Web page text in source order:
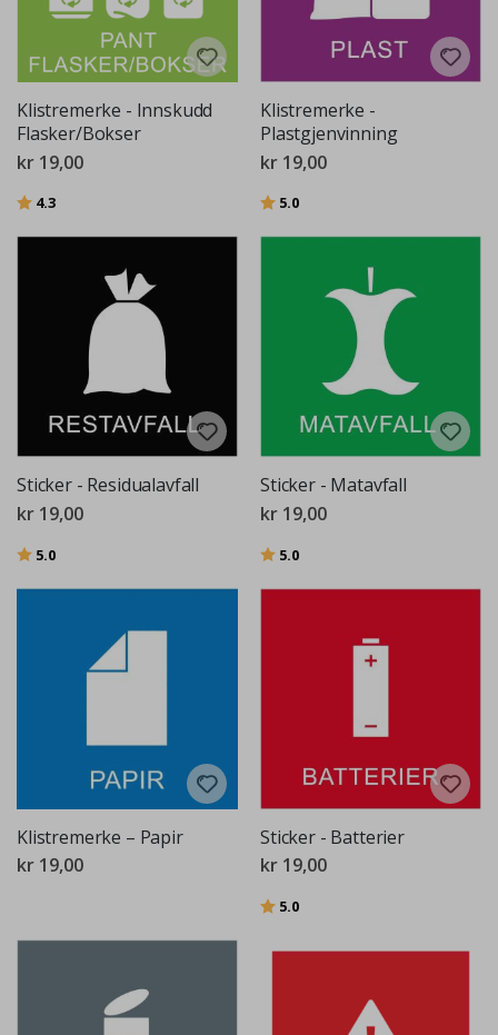
Klistremerke - Innskudd
Flasker/Bokser
kr 19,00
Karakter:
4.3
Klistremerke -
Plastgjenvinning
kr 19,00
Karakter:
5.0
Sticker - Residualavfall
kr 19,00
Karakter:
5.0
Sticker - Matavfall
kr 19,00
Karakter:
5.0
Klistremerke – Papir
kr 19,00
Sticker - Batterier
kr 19,00
Karakter:
5.0